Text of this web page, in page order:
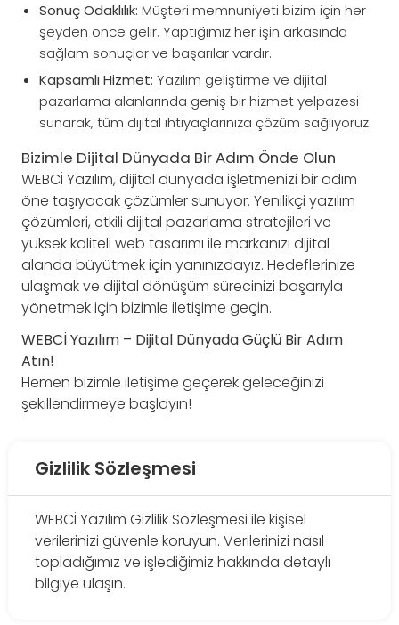
Sonuç Odaklılık: Müşteri memnuniyeti bizim için her
şeyden önce gelir. Yaptığımız her işin arkasında
sağlam sonuçlar ve başarılar vardır.
Kapsamlı Hizmet: Yazılım geliştirme ve dijital
pazarlama alanlarında geniş bir hizmet yelpazesi
sunarak, tüm dijital ihtiyaçlarınıza çözüm sağlıyoruz.
Bizimle Dijital Dünyada Bir Adım Önde Olun
WEBCİ Yazılım, dijital dünyada işletmenizi bir adım
öne taşıyacak çözümler sunuyor. Yenilikçi yazılım
çözümleri, etkili dijital pazarlama stratejileri ve
yüksek kaliteli web tasarımı ile markanızı dijital
alanda büyütmek için yanınızdayız. Hedeflerinize
ulaşmak ve dijital dönüşüm sürecinizi başarıyla
yönetmek için bizimle iletişime geçin.
WEBCİ Yazılım – Dijital Dünyada Güçlü Bir Adım
Atın!
Hemen bizimle iletişime geçerek geleceğinizi
şekillendirmeye başlayın!
Gizlilik Sözleşmesi
WEBCİ Yazılım Gizlilik Sözleşmesi ile kişisel
verilerinizi güvenle koruyun. Verilerinizi nasıl
topladığımız ve işlediğimiz hakkında detaylı
bilgiye ulaşın.